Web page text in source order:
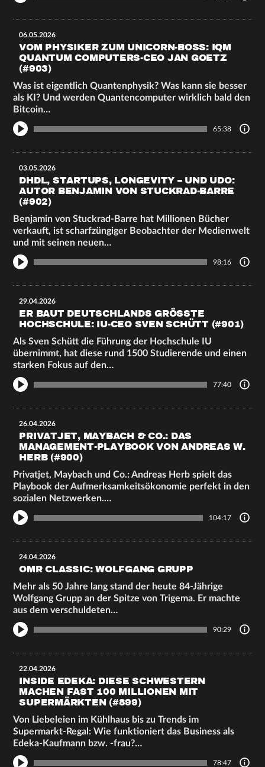
06.05.2026
VOM PHYSIKER ZUM UNICORN-BOSS: IQM
QUANTUM COMPUTERS-CEO JAN GOETZ
(#903)
Was ist eigentlich Quantenphysik? Was kann sie besser
als KI? Und werden Quantencomputer wirklich bald den
Bitcoin…
65:38
03.05.2026
DHDL, STARTUPS, LONGEVITY – UND UDO:
AUTOR BENJAMIN VON STUCKRAD-BARRE
(#902)
Benjamin von Stuckrad-Barre hat Millionen Bücher
verkauft, ist scharfzüngiger Beobachter der Medienwelt
und mit seinen neuen…
98:16
29.04.2026
ER BAUT DEUTSCHLANDS GRÖSSTE H
OCHSCHULE: IU-CEO SVEN SCHÜTT (#901)
Als Sven Schütt die Führung der Hochschule IU
übernimmt, hat diese rund 1500 Studierende und einen
starken Fokus auf den…
77:40
26.04.2026
PRIVATJET, MAYBACH & CO.: DAS
MANAGEMENT-PLAYBOOK VON ANDREAS W.
HERB (#900)
Privatjet, Maybach und Co.: Andreas Herb spielt das
Playbook der Aufmerksamkeitsökonomie perfekt in den
sozialen Netzwerken.…
104:17
24.04.2026
OMR CLASSIC: WOLFGANG GRUPP
Mehr als 50 Jahre lang stand der heute 84-Jährige
Wolfgang Grupp an der Spitze von Trigema. Er machte
aus dem verschuldeten…
90:29
22.04.2026
INSIDE EDEKA: DIESE SCHWESTERN
MACHEN FAST 100 MILLIONEN MIT
SUPERMÄRKTEN (#899)
Von Liebeleien im Kühlhaus bis zu Trends im
Supermarkt-Regal: Wie funktioniert das Business als
Edeka-Kaufmann bzw. -frau?…
78:47